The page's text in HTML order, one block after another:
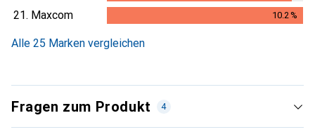
9.6%
21. Maxcom 10.2 %
Alle 25 Marken vergleichen
Fragen zum Produkt 4